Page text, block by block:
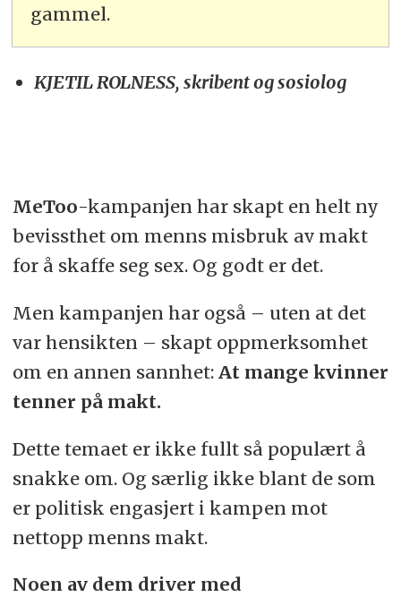
gammel.
KJETIL ROLNESS, skribent og sosiolog
MeToo-kampanjen har skapt en helt ny
bevissthet om menns misbruk av makt
for å skaffe seg sex. Og godt er det.
Men kampanjen har også – uten at det
var hensikten – skapt oppmerksomhet
om en annen sannhet: At mange kvinner
tenner på makt.
Dette temaet er ikke fullt så populært å
snakke om. Og særlig ikke blant de som
er politisk engasjert i kampen mot
nettopp menns makt.
Noen av dem driver med